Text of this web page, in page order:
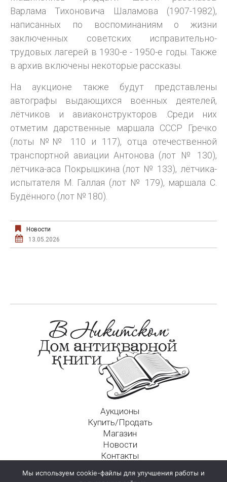
Варлама Тихоновича Шаламова (1907-1982),
написанных по воспоминаниям о жизни
заключенных советских исправительно-
трудовых лагерей в 1930-е - 1950-е годы. Также
в архив включены некоторые рассказы.
На аукционе также будут представлены
автографы выдающихся военных деятелей,
лётчиков и авиаконструкторов .Среди них
отметим дарственные маршала СССР Гречко
(лоты №№ 110 и 117), отца отечественной
транспортной авиации Антонова (лот № 130),
лётчика-аса Покрышкина (лот № 133), лётчика-
испытателя М. Галлая (лот № 179), маршала С.
Будённого (лот № 180).
Новости
13.05.2026
Аукционы
Купить/Продать
Магазин
Новости
Контакты
125009, г. Москва, Никитский пер., д. 4а, стр. 1
Мы используем cookie-файлы для улучшения работы и